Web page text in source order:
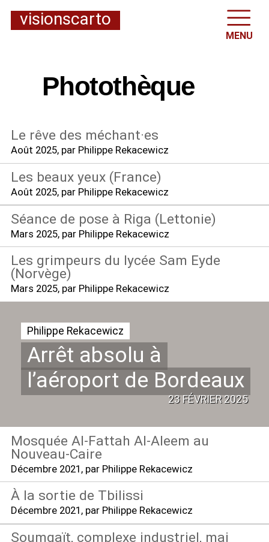
visionscarto
MENU
Photothèque
Le rêve des méchant·es
Août 2025, par Philippe Rekacewicz
Les beaux yeux (France)
Août 2025, par Philippe Rekacewicz
Séance de pose à Riga (Lettonie)
Mars 2025, par Philippe Rekacewicz
Les grimpeurs du lycée Sam Eyde
(Norvège)
Mars 2025, par Philippe Rekacewicz
Philippe Rekacewicz
Arrêt absolu à
l’aéroport de Bordeaux
23 FÉVRIER 2025
Mosquée Al-Fattah Al-Aleem au
Nouveau-Caire
Décembre 2021 , par Philippe Rekacewicz
À la sortie de Tbilissi
Décembre 2021 , par Philippe Rekacewicz
Soumgaït, complexe industriel, mai